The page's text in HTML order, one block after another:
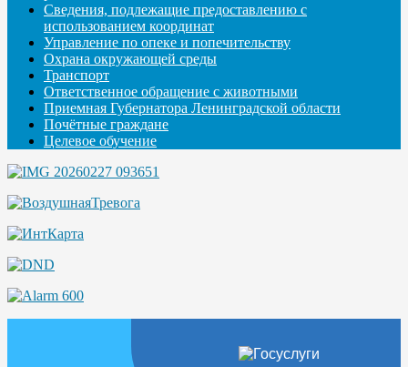
Сведения, подлежащие предоставлению с
использованием координат
Управление по опеке и попечительству
Охрана окружающей среды
Транспорт
Ответственное обращение с животными
Приемная Губернатора Ленинградской области
Почётные граждане
Целевое обучение